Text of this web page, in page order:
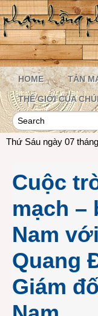
HOME TẢN
THẾ GIỚI CỦA
Thứ Sáu ngày 07
Cuộc
mạch –
Nam
Quang
Giám